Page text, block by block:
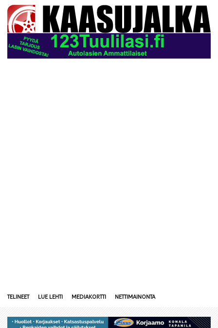
TELINEET LUE LEHTI MEDIAKORTTI NETTIMAINONTA